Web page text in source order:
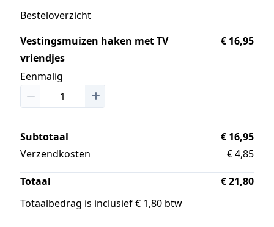
Besteloverzicht
Vestingsmuizen haken met TV
vriendjes
Eenmalig
€ 16,95
Subtotaal
€ 16,95
Verzendkosten
€ 4,85
Totaal
€ 21,80
Totaalbedrag is inclusief € 1,80 btw